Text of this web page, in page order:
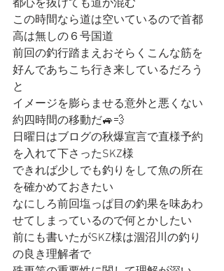
都心を抜けても道が混む
この時間なら道は空いているので首都
高は無しの６号国道
前回の釣行踏まえおそらくこんな筋を
好んであちこち行き来しているだろう
と
イメージを膨らませる意外と悪くない
約四時間の移動だ🚙💨
日曜日はブログの秋爆宣言で直様予約
を入れて下さったSKZ様
できれば少しでも釣りをして魚の所在
を確かめておきたい
なにしろ前回塩っぱ目の釣果を味あわ
せてしまっているので何とかしたい
前にも書いたがSKZ様は涸沼川の釣り
の良き理解者で